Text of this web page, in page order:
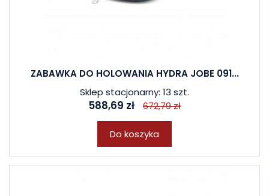
ZABAWKA DO HOLOWANIA HYDRA JOBE 091...
Sklep stacjonarny: 13 szt.
588,69 zł 672,79 zł
Do koszyka